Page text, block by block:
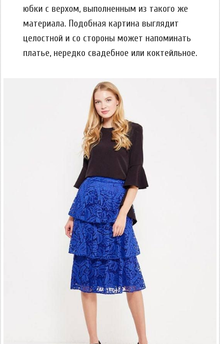
юбки с верхом, выполненным из такого же
материала. Подобная картина выглядит
целостной и со стороны может напоминать
платье, нередко свадебное или коктейльное.